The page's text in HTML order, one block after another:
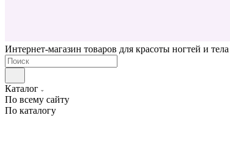
Интернет-магазин товаров для красоты ногтей и тела
Каталог
По всему сайту
По каталогу